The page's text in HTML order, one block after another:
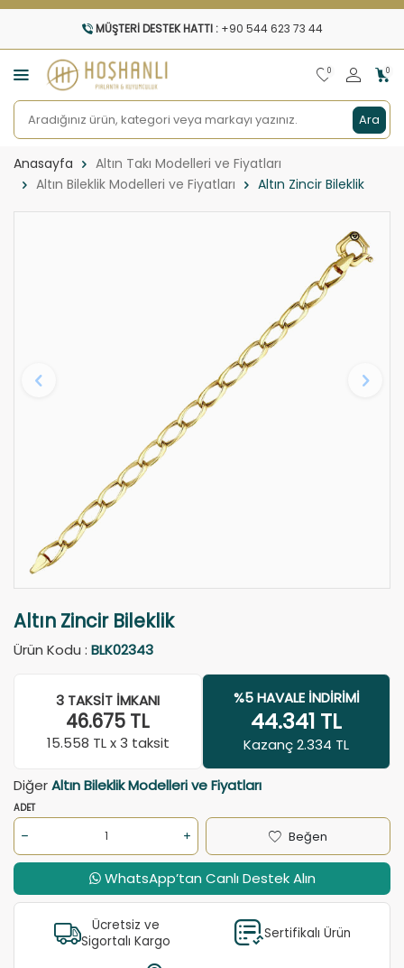
MÜŞTERI DESTEK HATTI : +90 544 623 73 44
Ara
0 0
Anasayfa
Altın Takı Modelleri ve Fiyatları
Altın Bileklik Modelleri ve Fiyatları
Altın Zincir Bileklik
Altın Zincir Bileklik
Ürün Kodu : BLK02343
3 TAKSIT İMKANI
46.675 TL
15.558 TL x 3 taksit
%5 HAVALE İNDIRIMI
44.341 TL
Kazanç 2.334 TL
DiğerAltın Bileklik Modelleri ve Fiyatları
ADET
Beğen
WhatsApp’tan Canlı Destek Alın
Ücretsiz ve
Sigortalı Kargo
Sertifikalı Ürün